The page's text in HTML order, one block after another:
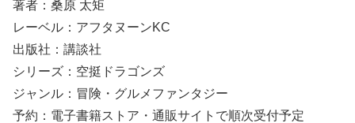
著者：桑原 太矩
レーベル：アフタヌーンKC
出版社：講談社
シリーズ：空挺ドラゴンズ
ジャンル：冒険・グルメファンタジー
予約：電子書籍ストア・通販サイトで順次受付予定